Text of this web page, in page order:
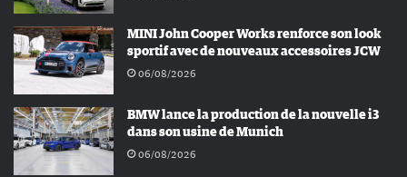
MINI John Cooper Works renforce son look
sportif avec de nouveaux accessoires JCW
06/08/2026
BMW lance la production de la nouvelle i3
dans son usine de Munich
06/08/2026